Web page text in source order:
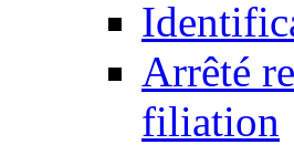
Arrêté
filiation